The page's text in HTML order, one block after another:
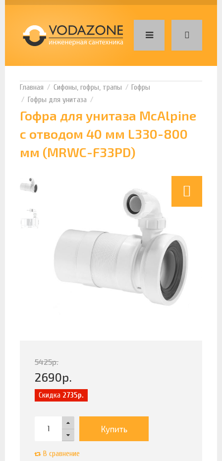
Сифоны, гофры, трапы
Гофры
Гофры для унитаза
Гофра для унитаза McAlpine
с отводом 40 мм L330-800
мм (MRWC-F33PD)
5425р.
2690р.
Скидка 2735р.
Купить
В сравнение